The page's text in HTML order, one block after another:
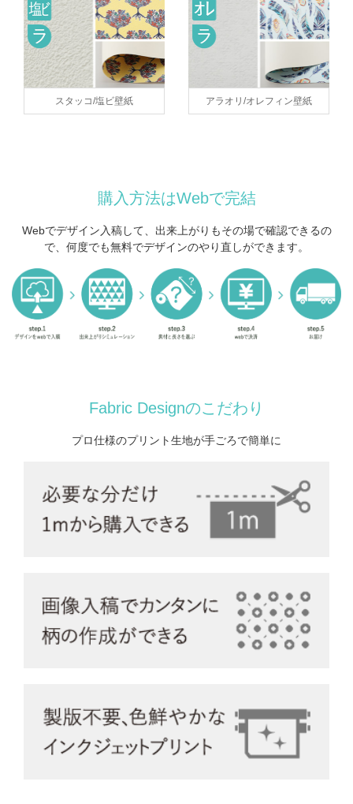
スタッコ/塩ビ壁紙 アラオリ/オレフィン壁紙
購入方法はWebで完結
Webでデザイン入稿して、出来上がりもその場で確認できるの
で、 何度でも無料でデザインのやり直しができます。
Fabric Designのこだわり
プロ仕様のプリント生地が手ごろで簡単に